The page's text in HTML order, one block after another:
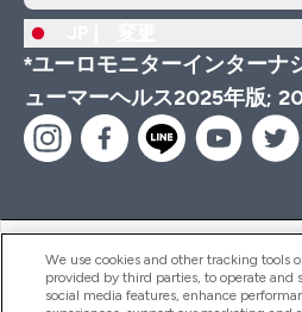
*ユーロモニターインターナ
ューマーヘルス2025年版;
ヘルプ＆ガイド
We use cookies and other tracking tools
provided by third parties, to operate and
social media features, enhance